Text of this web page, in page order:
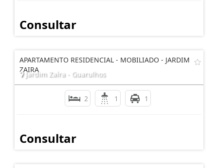
Consultar
APARTAMENTO RESIDENCIAL - MOBILIADO - JARDIM
ZAIRA
Jardim Zaíra - Guarulhos
2 1 1
Consultar